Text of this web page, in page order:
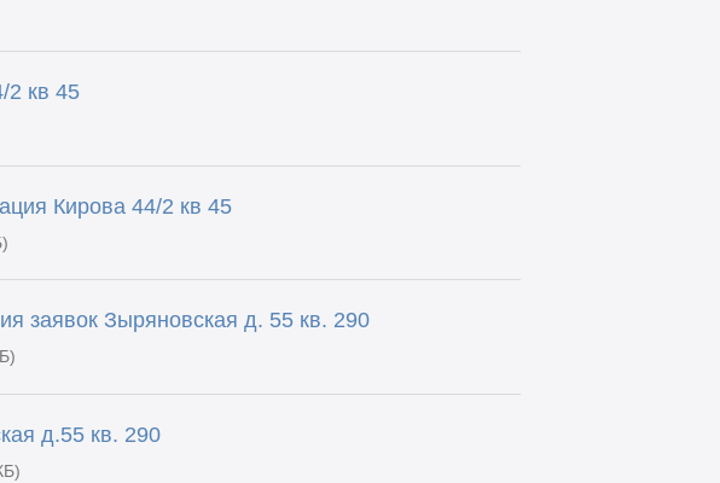
2 кв 45
Кирова 44/2 кв 45
заявок Зыряновская д. 55 кв. 290
д.55 кв. 290